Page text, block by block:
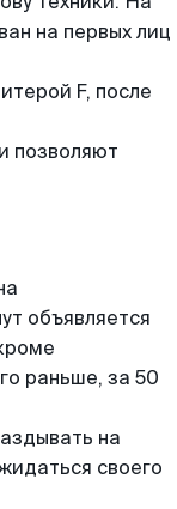
на первых лиц
F, после
позволяют
объявляется
раньше, за 50
на
своего